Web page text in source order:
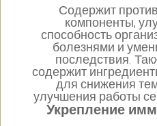
Содержит
компоненты,
способность
болезнями и
последствия.
содержит
для снижения
улучшения работы
Укрепление